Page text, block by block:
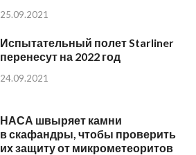
25.09.2021
Испытательный полет Starliner
перенесут на 2022 год
24.09.2021
НАСА швыряет камни
в скафандры, чтобы проверить
их защиту от микрометеоритов